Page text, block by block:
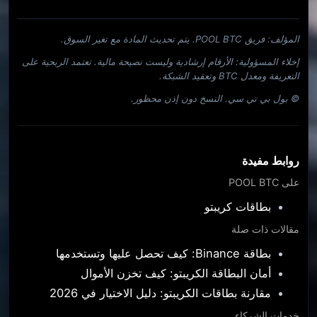
المؤلف: فريق POOL BTC. يتم تحديث المادة مع تغير السوق.
إخلاء المسؤولية: الأرقام إرشادية وليست نصيحة مالية. تعتمد الربحية على
التعريفة ومعدل BTC وتعقيد الشبكة.
© بول بي تي سي. النسخ دون إذن محظور.
روابط مفيدة
على POOL BTC
بطاقات كريبتو
مقالات ذات صلة
بطاقة Binance: كيف تحصل عليها وتستخدمها
أمان البطاقة الكريبتو: كيف تخزن الأموال
مقارنة بطاقات الكريبتو: دليل الاختيار في 2026